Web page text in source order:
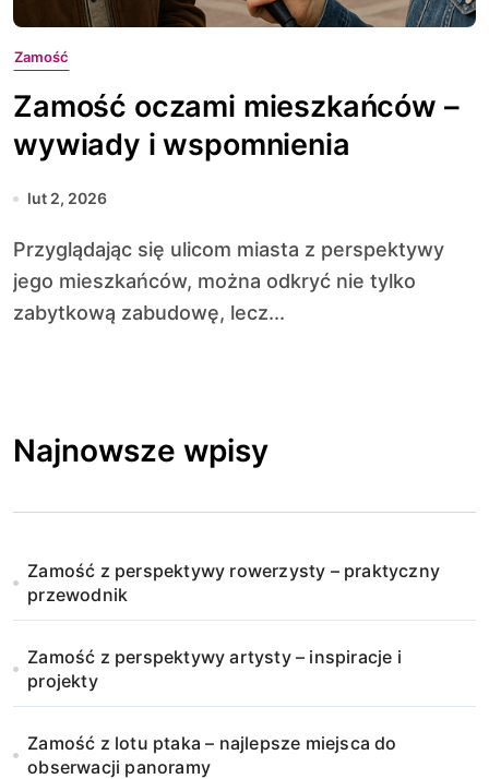
Zamość
Zamość oczami mieszkańców –
wywiady i wspomnienia
lut 2, 2026
Przyglądając się ulicom miasta z perspektywy
jego mieszkańców, można odkryć nie tylko
zabytkową zabudowę, lecz...
Najnowsze wpisy
Zamość z perspektywy rowerzysty – praktyczny
przewodnik
Zamość z perspektywy artysty – inspiracje i
projekty
Zamość z lotu ptaka – najlepsze miejsca do
obserwacji panoramy